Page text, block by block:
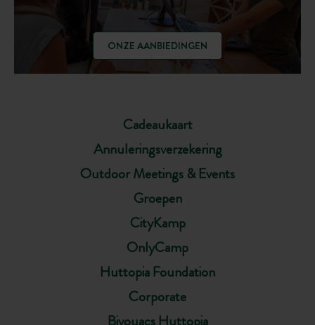
Cadeaukaart
Annuleringsverzekering
Outdoor Meetings & Events
Groepen
CityKamp
OnlyCamp
Huttopia Foundation
Corporate
Bivouacs Huttopia
ONZE AANBIEDINGEN